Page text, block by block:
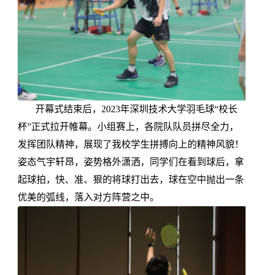
开幕式结束后， 2023年深圳技术大学羽毛球“校长
杯”正式拉开帷幕。小组赛上，各院队队员拼尽全力，
发挥团队精神，展现了我校学生拼搏向上的精神风貌！
姿态气宇轩昂，姿势格外潇洒，同学们在看到球后，拿
起球拍，快、准、狠的将球打出去，球在空中抛出一条
优美的弧线，落入对方阵营之中。